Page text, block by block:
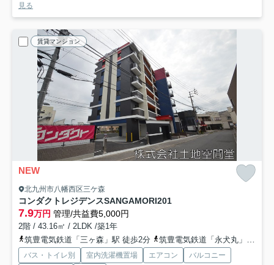
見る
賃貸マンション
NEW
北九州市八幡西区三ケ森
コンダクトレジデンスSANGAMORI201
7.9万円 管理/共益費5,000円
2階 / 43.16㎡ / 2LDK /築1年
筑豊電気鉄道「三ヶ森」駅 徒歩2分
筑豊電気鉄道「永犬丸」駅 徒歩10分
バス・トイレ別 室内洗濯機置場 エアコン
バルコニー